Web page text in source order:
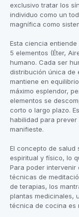
exclusivo tratar los
individuo como un
magnífica como
Esta ciencia
5 elementos (Éter,
humano. Cada ser
distribución única de
mantiene en
máximo esplendor,
elementos se
corto o largo plazo.
habilidad para
manifieste.
El concepto de salud
espiritual y físico, lo
Para poder intervenir
técnicas de
de terapias, los
plantas medicinales,
técnica de cocina es